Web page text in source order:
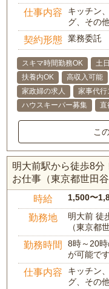
仕事内容
キッチン
グ、その
契約形態 業務委託
スキマ時間勤務OK 土
扶養内OK
高収入可能
家政婦の求人
家事代
ハウスキーパー募集
直
こ
明大前駅から徒歩8
お仕事（東京都世田谷
時給 1,500〜
勤務地
明大前 徒
（東京都
勤務時間
8時～20
が可能で
仕事内容
キッチン
グ、その